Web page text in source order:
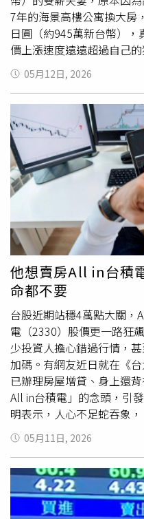
壓氣瓶噴射煤油，如果將
置；但影片中陳姓網紅卻
讓裝置瞬間變成威力驚人
掀起外界對孫安佐爭議行
「研究」、「實驗」名義
造成威脅。警方仍持續追
是否涉及其他違法情節，
7年的海景高樓公寓換大房
日圓（約945萬新台幣）
價上漲速度遠遠超過自己
畫。根據日媒《THE
生（化名）與43歲妻子奈
與廣告公司工作，兩人
元新台幣）購入東京中央
的正是交通便利與高樓海景
工問題加劇，讓公寓管理費
支出增加約3萬日圓（約
達30萬日圓（約6.3萬新台
過氣，開始萌生賣房換到維
到，一查房價竟讓兩人又
房子，如今市值已衝上1.25
於7年大賺4500萬日圓（
後，夫妻倆估算還能留下
幣）現金，一度以為終於
臉。隨著孩子成長，他們
坪以上的新家，卻發現附
日圓（約3780萬至4200萬
中古屋都突破1.5億日圓（
表示，即便房子大幅增值
利，夫妻倆的收入與資產
雙薪，也不想背房貸到退休
受現況，繼續負擔高額貸
錢、實際卻換不了房」的
價飆漲時代，許多人雖然
「賣了也買不起」的換屋
+5生肖」把握初夏財富浪
頭：是全球半導體在衝浪
新竹縣府回應了
05月12日, 2026
他想賣房All in台積
命都不要
台股近期站穩4萬點大關，
電（2330）股價更一路狂
少投資人擔心錯過行情，
加碼。有網友近日就在《
已辦理房屋增貸、身上還
All in台積電」的念頭，引
明表示，人心不足蛇吞象
了；賣房All in？那是連命
阿明」在《賣厝阿明知識+
氛已接近「全民瘋股」狀
但其實增貸買股本身就是一
票會漲，而是賭它不會跌
誤以為利用房屋增貸投資股
05月11日, 2026